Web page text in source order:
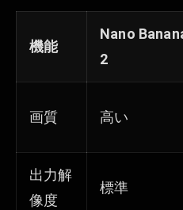
機能
Nano
2
画質 高い
出力解
像度
標準